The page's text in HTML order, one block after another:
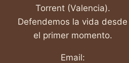
Torrent (Valencia).
Defendemos la vida desde
el primer momento.
Email: